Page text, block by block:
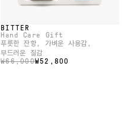
BITTER
Hand Care Gift
푸릇한 잔향, 가벼운 사용감,
부드러운 질감
₩66,000₩52,800